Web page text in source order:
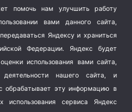
помочь нам улучшить работу
вами данного сайта,
Яндексу и храниться
Федерации. Яндекс будет
использования вами сайта,
нашего сайта, и
обрабатывает эту информацию в
использования сервиса Яндекс